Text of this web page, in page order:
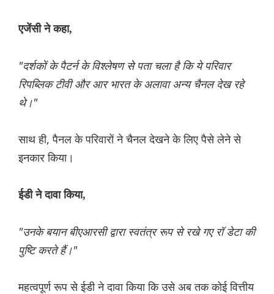
एजेंसी ने कहा,
"दर्शकों के पैटर्न के विश्लेषण से पता चला है कि ये परिवार
रिपब्लिक टीवी और आर भारत के अलावा अन्य चैनल देख रहे
थे।"
साथ ही, पैनल के परिवारों ने चैनल देखने के लिए पैसे लेने से
इनकार किया।
ईडी ने दावा किया,
"उनके बयान बीएआरसी द्वारा स्वतंत्र रूप से रखे गए रॉ डेटा की
पुष्टि करते हैं।"
महत्वपूर्ण रूप से ईडी ने दावा किया कि उसे अब तक कोई वित्तीय